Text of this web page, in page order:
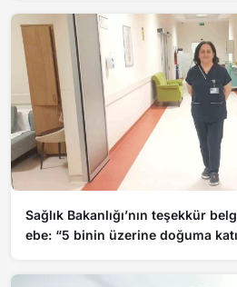
Sağlık Bakanlığı’nın teşekkür
ebe: “5 binin üzerine doğuma